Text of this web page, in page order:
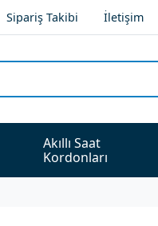
Sipariş Takibi İletişim
Akıllı Saat
Kordonları